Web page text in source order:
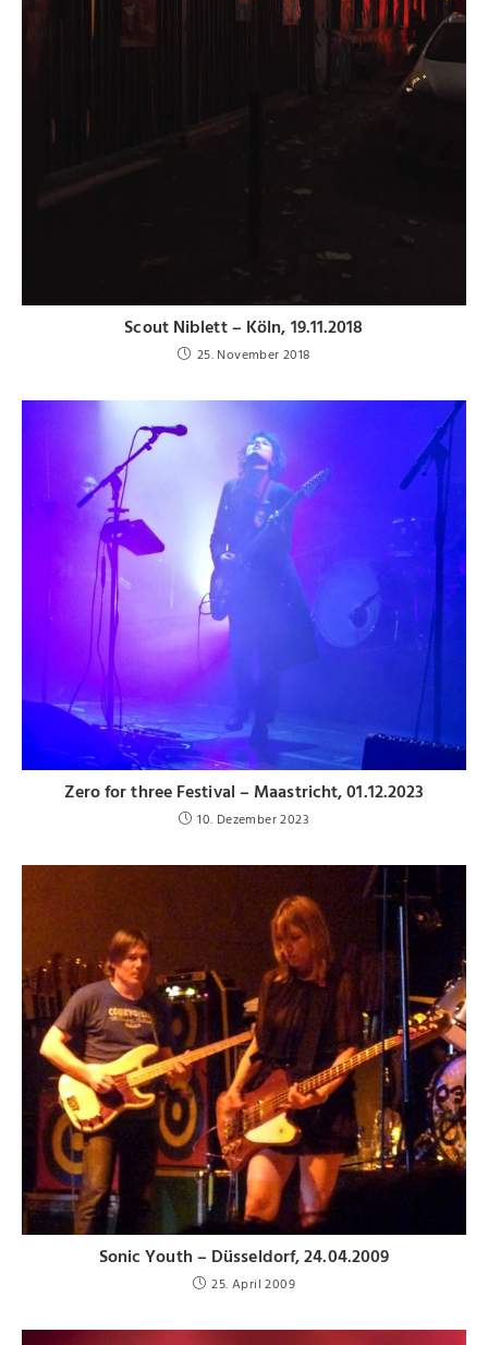
Scout Niblett – Köln, 19.11.2018
25. November 2018
Zero for three Festival – Maastricht, 01.12.2023
10. Dezember 2023
Sonic Youth – Düsseldorf, 24.04.2009
25. April 2009